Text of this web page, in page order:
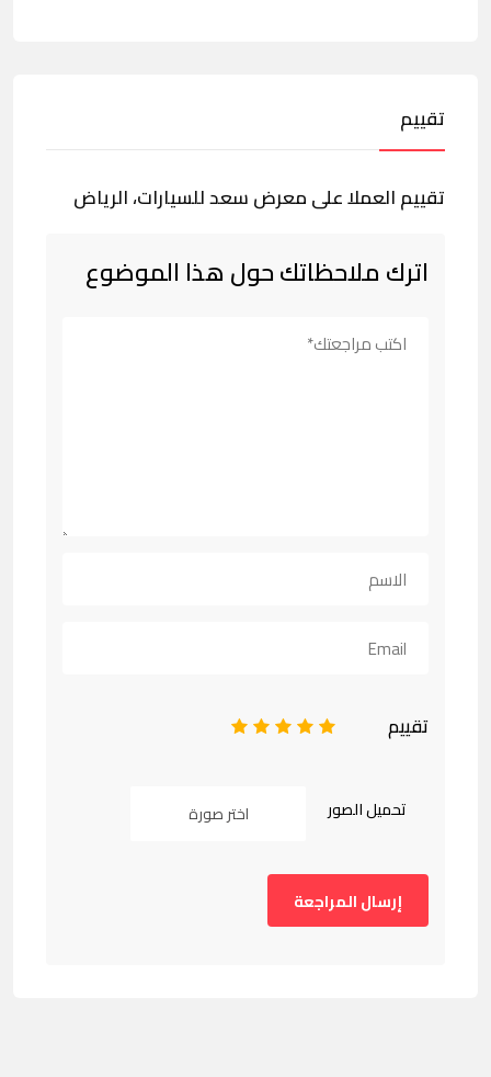
تقييم
تقييم العملا على معرض سعد للسيارات، الرياض
اترك ملاحظاتك حول هذا الموضوع
تقييم 5
4
3
2
تحميل الصور اختر صورة